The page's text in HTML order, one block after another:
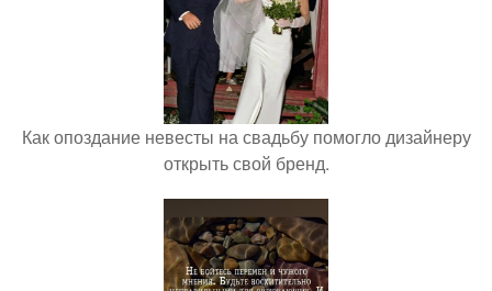
Как опоздание невесты на свадьбу помогло дизайнеру
открыть свой бренд.